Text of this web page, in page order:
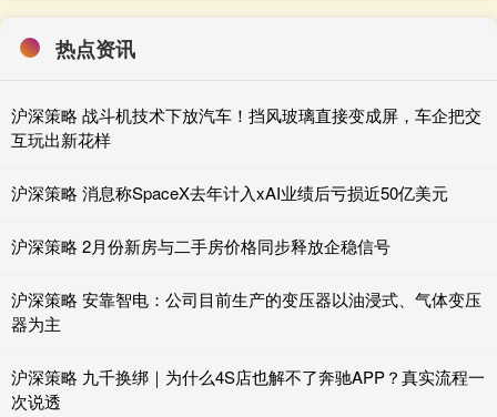
热点资讯
沪深策略 战斗机技术下放汽车！挡风玻璃直接变成屏，车企把交
互玩出新花样
沪深策略 消息称SpaceX去年计入xAI业绩后亏损近50亿美元
沪深策略 2月份新房与二手房价格同步释放企稳信号
沪深策略 安靠智电：公司目前生产的变压器以油浸式、气体变压
器为主
沪深策略 九千换绑｜为什么4S店也解不了奔驰APP？真实流程一
次说透